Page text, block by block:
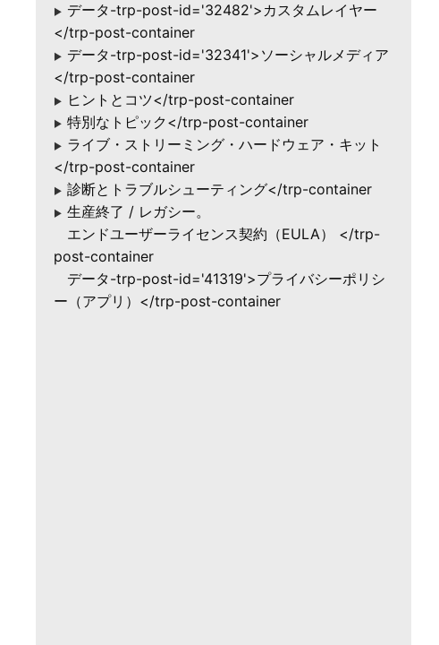
▶ データ-trp-post-id='32482'>カスタムレイヤー
</trp-post-container
▶ データ-trp-post-id='32341'>ソーシャルメディア
</trp-post-container
▶ ヒントとコツ</trp-post-container
▶ 特別なトピック</trp-post-container
▶ ライブ・ストリーミング・ハードウェア・キット
</trp-post-container
▶ 診断とトラブルシューティング</trp-container
▶ 生産終了 / レガシー。
エンドユーザーライセンス契約（EULA） </trp-
post-container
データ-trp-post-id='41319'>プライバシーポリシ
ー（アプリ）</trp-post-container